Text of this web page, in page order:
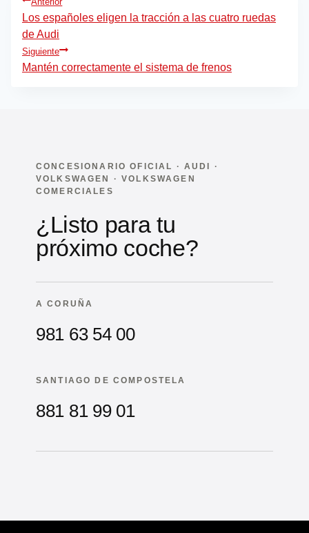
de
entradas
Los españoles eligen la tracción a las cuatro ruedas
de Audi
Siguiente
Mantén correctamente el sistema de frenos
CONCESIONARIO OFICIAL · AUDI ·
VOLKSWAGEN · VOLKSWAGEN
COMERCIALES
¿Listo para tu
próximo coche?
A CORUÑA
981 63 54 00
SANTIAGO DE COMPOSTELA
881 81 99 01